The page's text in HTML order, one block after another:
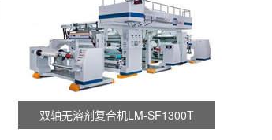
双轴无溶剂复合机LM-SF1300T